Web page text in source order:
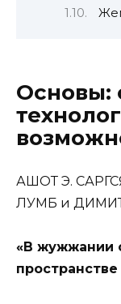
Основы:
АШОТ Э.
ЛУМБ и
«В жужжании